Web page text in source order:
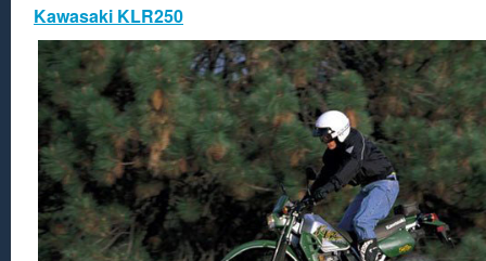
Kawasaki KLR250